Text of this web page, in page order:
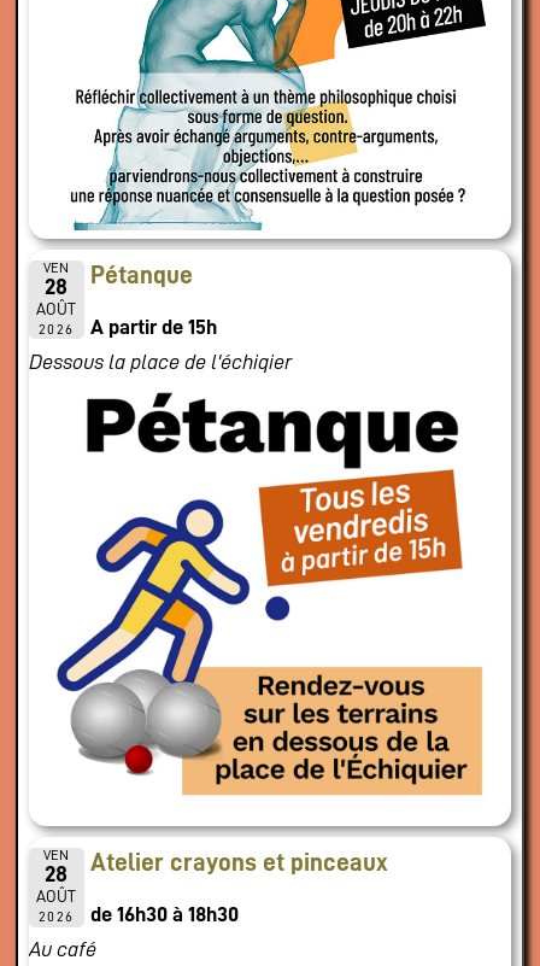
VEN
28
AOÛT
2026
Pétanque
A partir de 15h
Dessous la place de l'échiqier
VEN
28
AOÛT
2026
Atelier crayons et pinceaux
de 16h30 à 18h30
Au café